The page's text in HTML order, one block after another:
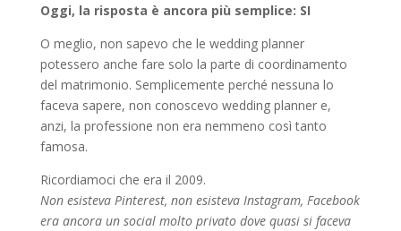
Oggi, la risposta è ancora più semplice: SI
O meglio, non sapevo che le wedding planner
potessero anche fare solo la parte di coordinamento
del matrimonio. Semplicemente perché nessuna lo
faceva sapere, non conoscevo wedding planner e,
anzi, la professione non era nemmeno così tanto
famosa.
Ricordiamoci che era il 2009.
Non esisteva Pinterest, non esisteva Instagram, Facebook
era ancora un social molto privato dove quasi si faceva